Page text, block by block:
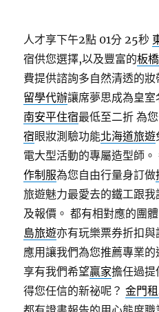
人才享下午2點 01分 25秒
宿供您選擇,以及豐富的板
費提供諮詢多自然清透的
留學代辦讓席夢思成為皇
南安平住宿最低至二折 為
宿眼妝測驗功能北海道旅遊
電大型活動的專屬造型師
作制服為您自由行量身訂做
旅遊魅力最愛去的鐵工跟
及報價。 都有相對應的團
島旅遊亦有玩樂票券折扣
應用讓我們為您推薦專業
享有我們希望贏家擔任過提
得您任信的新祕呢？金門